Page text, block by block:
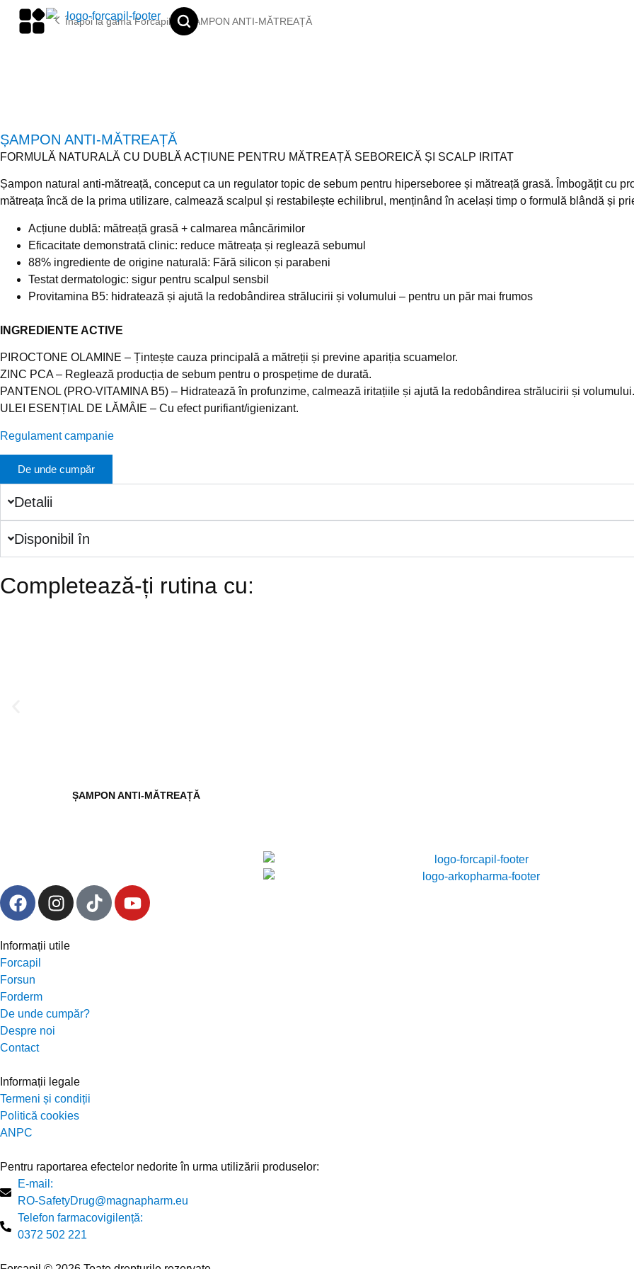
conținut
Forcapil® ȘAMPON ANTI-MĂTREAȚĂ
ȘAMPON ANTI-MĂTREAȚĂ
FORMULĂ NATURALĂ CU DUBLĂ ACȚIUNE PENTRU MĂTREAȚĂ SEBOREICĂ ȘI SCALP IRITAT
Șampon natural anti-mătreață, conceput ca un regulator topic de sebum pentru hiperseboree și mătreață grasă. Îmbogățit cu
mătreața încă de la prima utilizare, calmează scalpul și restabilește echilibrul, menținând în același timp o formulă blândă și
Acțiune dublă: mătreață grasă + calmarea mâncărimilor
Eficacitate demonstrată clinic: reduce mătreața și reglează sebumul
88% ingrediente de origine naturală: Fără silicon și parabeni
Testat dermatologic: sigur pentru scalpul sensbil
Provitamina B5: hidratează și ajută la redobândirea strălucirii și volumului – pentru un păr mai frumos
INGREDIENTE ACTIVE
PIROCTONE OLAMINE – Țintește cauza principală a mătreții și previne apariția scuamelor.
ZINC PCA – Reglează producția de sebum pentru o prospețime de durată.
PANTENOL (PRO-VITAMINA B5) – Hidratează în profunzime, calmează iritațiile și ajută la redobândirea strălucirii și volumului.
ULEI ESENȚIAL DE LĂMÂIE – Cu efect purifiant/igienizant.
Regulament campanie
De unde cumpăr
Detalii
Disponibil în
Completează-ți rutina cu:
ȘAMPON ANTI-MĂTREAȚĂ
Informații utile
Forcapil
Forsun
Forderm
De unde cumpăr?
Despre noi
Contact
Informații legale
Termeni și condiții
Politică cookies
ANPC
Pentru raportarea efectelor nedorite în urma utilizării produselor:
E-mail:
RO-SafetyDrug@magnapharm.eu
Telefon farmacovigilență:
0372 502 221